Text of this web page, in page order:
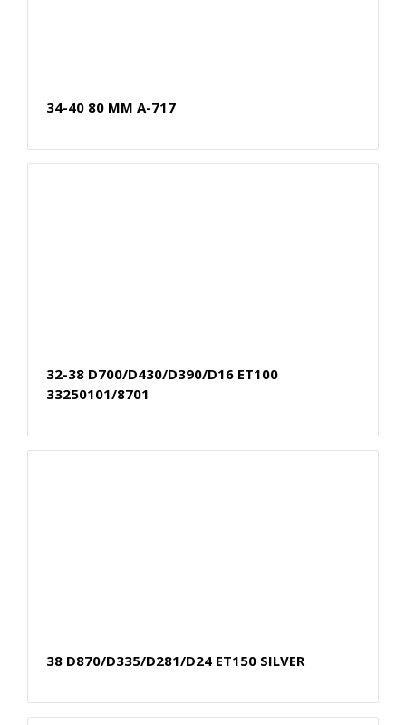
34-40 80 MM A-717
32-38 D700/D430/D390/D16 ET100
33250101/8701
38 D870/D335/D281/D24 ET150 SILVER